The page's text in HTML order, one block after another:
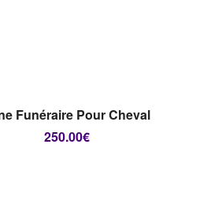
LIRE LA SUITE
Funéraire Pour Cheval
250.00€